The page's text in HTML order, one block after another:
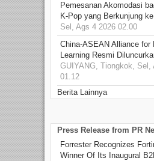
Pemesanan Akomodasi
K-Pop yang Berkunjung
Sel, Ags 4 2026 02.00
China-ASEAN Alliance for
Learning Resmi
GUIYANG, Tiongkok, Sel,
01.12
Berita Lainnya
Press Release from PR
Forrester Recognizes
Winner Of Its Inaugural